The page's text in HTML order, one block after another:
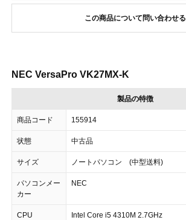
この商品について問い合わせる
NEC VersaPro VK27MX-K
製品の特徴
商品コード 155914
状態 中古品
サイズ ノートパソコン (中型送料)
パソコンメー
カー
NEC
CPU Intel Core i5 4310M 2.7GHz